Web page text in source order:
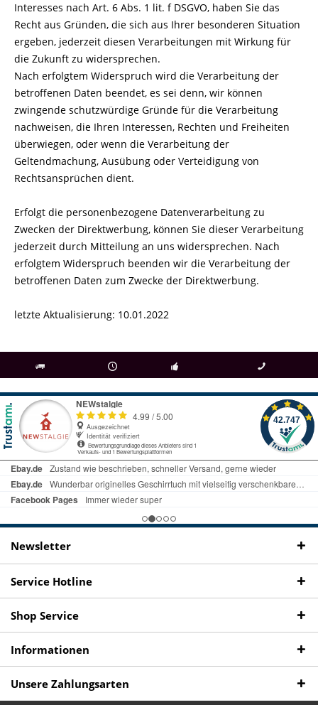
Interesses nach Art. 6 Abs. 1 lit. f DSGVO, haben Sie das
Recht aus Gründen, die sich aus Ihrer besonderen Situation
ergeben, jederzeit diesen Verarbeitungen mit Wirkung für
die Zukunft zu widersprechen.
Nach erfolgtem Widerspruch wird die Verarbeitung der
betroffenen Daten beendet, es sei denn, wir können
zwingende schutzwürdige Gründe für die Verarbeitung
nachweisen, die Ihren Interessen, Rechten und Freiheiten
überwiegen, oder wenn die Verarbeitung der
Geltendmachung, Ausübung oder Verteidigung von
Rechtsansprüchen dient.
Erfolgt die personenbezogene Datenverarbeitung zu
Zwecken der Direktwerbung, können Sie dieser Verarbeitung
jederzeit durch Mitteilung an uns widersprechen. Nach
erfolgtem Widerspruch beenden wir die Verarbeitung der
betroffenen Daten zum Zwecke der Direktwerbung.
letzte Aktualisierung: 10.01.2022
ab € 69 Bestellwert seit 98 Jahren Fachgeschäft + telefonisch erreichbar
09497 1511
Newsletter
Service Hotline
Shop Service
Informationen
Unsere Zahlungsarten